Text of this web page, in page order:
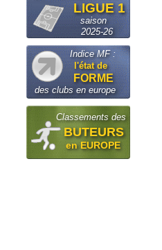
LIGUE 1
saison
2025-26
Indice MF :
l'état de
FORME
des clubs en europe
Classements des
BUTEURS
en EUROPE